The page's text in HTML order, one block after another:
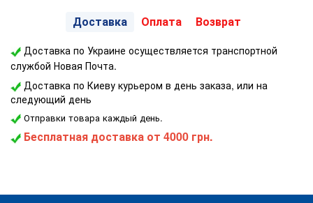
Доставка Оплата Возврат
Доставка по Украине осуществляется транспортной
службой Новая Почта.
Доставка по Киеву курьером в день заказа, или на
следующий день
Отправки товара каждый день.
Бесплатная доставка от 4000 грн.